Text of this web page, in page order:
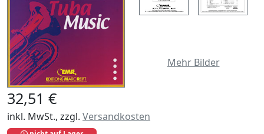
Mehr Bilder
32,51 €
inkl. MwSt., zzgl. Versandkosten